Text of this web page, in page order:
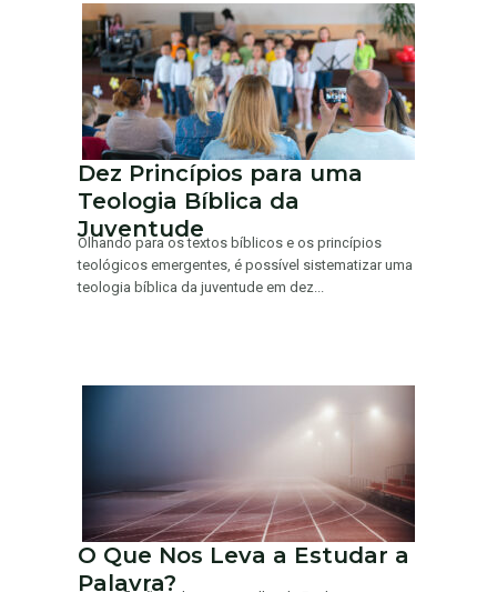
Dez Princípios para uma
Teologia Bíblica da
Juventude
Olhando para os textos bíblicos e os princípios
teológicos emergentes, é possível sistematizar uma
teologia bíblica da juventude em dez...
O Que Nos Leva a Estudar a
Palavra?